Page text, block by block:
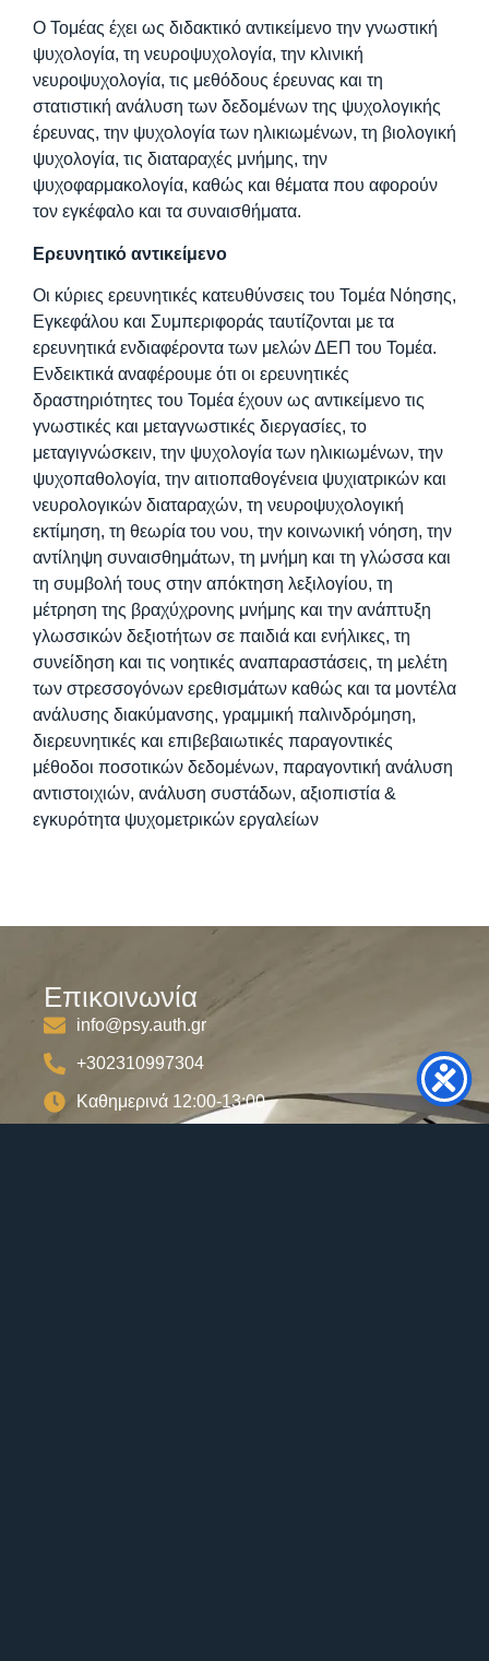
Ο Τομέας έχει ως διδακτικό αντικείμενο την γνωστική
ψυχολογία, τη νευροψυχολογία, την κλινική
νευροψυχολογία, τις μεθόδους έρευνας και τη
στατιστική ανάλυση των δεδομένων της ψυχολογικής
έρευνας, την ψυχολογία των ηλικιωμένων, τη βιολογική
ψυχολογία, τις διαταραχές μνήμης, την
ψυχοφαρμακολογία, καθώς και θέματα που αφορούν
τον εγκέφαλο και τα συναισθήματα.
Ερευνητικό αντικείμενο
Οι κύριες ερευνητικές κατευθύνσεις του Τομέα Νόησης,
Εγκεφάλου και Συμπεριφοράς ταυτίζονται με τα
ερευνητικά ενδιαφέροντα των μελών ΔΕΠ του Τομέα.
Ενδεικτικά αναφέρουμε ότι οι ερευνητικές
δραστηριότητες του Τομέα έχουν ως αντικείμενο τις
γνωστικές και μεταγνωστικές διεργασίες, το
μεταγιγνώσκειν, την ψυχολογία των ηλικιωμένων, την
ψυχοπαθολογία, την αιτιοπαθογένεια ψυχιατρικών και
νευρολογικών διαταραχών, τη νευροψυχολογική
εκτίμηση, τη θεωρία του νου, την κοινωνική νόηση, την
αντίληψη συναισθημάτων, τη μνήμη και τη γλώσσα και
τη συμβολή τους στην απόκτηση λεξιλογίου, τη
μέτρηση της βραχύχρονης μνήμης και την ανάπτυξη
γλωσσικών δεξιοτήτων σε παιδιά και ενήλικες, τη
συνείδηση και τις νοητικές αναπαραστάσεις, τη μελέτη
των στρεσσογόνων ερεθισμάτων καθώς και τα μοντέλα
ανάλυσης διακύμανσης, γραμμική παλινδρόμηση,
διερευνητικές και επιβεβαιωτικές παραγοντικές
μέθοδοι ποσοτικών δεδομένων, παραγοντική ανάλυση
αντιστοιχιών, ανάλυση συστάδων, αξιοπιστία &
εγκυρότητα ψυχομετρικών εργαλείων
Επικοινωνία
info@psy.auth.gr
+302310997304
Καθημερινά 12:00-13:00